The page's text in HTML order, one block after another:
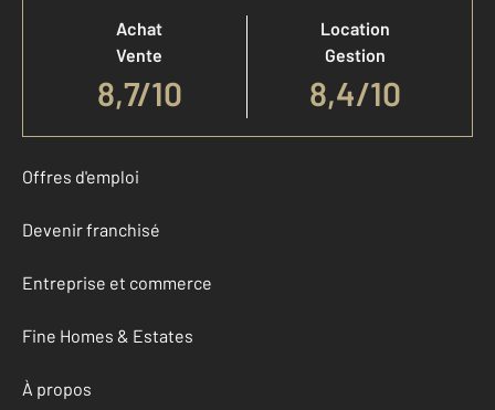
Achat
Vente
8,7/10
Location
Gestion
8,4/10
Offres d'emploi
Devenir franchisé
Entreprise et commerce
Fine Homes & Estates
À propos